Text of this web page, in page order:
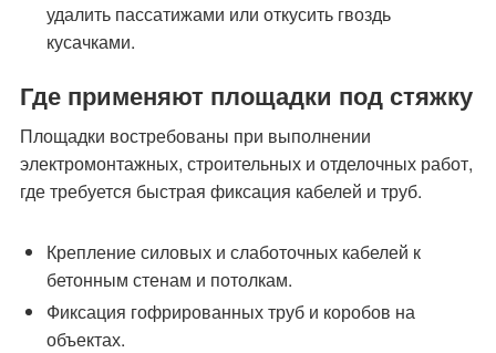
удалить пассатижами или откусить гвоздь
кусачками.
Где применяют площадки под стяжку
Площадки востребованы при выполнении
электромонтажных, строительных и отделочных работ,
где требуется быстрая фиксация кабелей и труб.
Крепление силовых и слаботочных кабелей к
бетонным стенам и потолкам.
Фиксация гофрированных труб и коробов на
объектах.